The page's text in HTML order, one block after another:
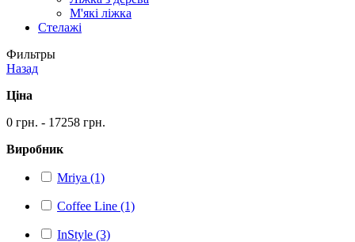
М'які ліжка
Стелажі
Фильтры
Назад
Ціна
0 грн. - 17258 грн.
Виробник
Mriya (1)
Coffee Line (1)
InStyle (3)